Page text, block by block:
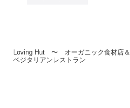
Loving Hut 〜 オーガニック食材店＆
ベジタリアンレストラン